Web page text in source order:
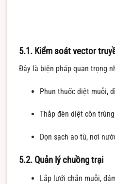
5.1. Kiểm soát vector
Đây là biện pháp quan trọng
Phun thuốc diệt muỗi,
Thắp đèn diệt côn
Dọn sạch ao tù, nơi
5.2. Quản lý chuồng trại
Lắp lưới chắn muỗi,